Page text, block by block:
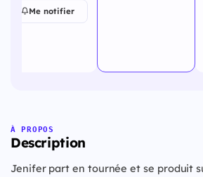
Me notifier
À PROPOS
Description
Jenifer part en tournée et se produit